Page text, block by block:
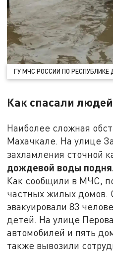
ГУ МЧС РОССИИ ПО РЕСПУБЛИКЕ
Как спасали людей
Наиболее сложная
Махачкале. На улице
захламления сточной
дождевой воды
Как сообщили в МЧС,
частных жилых домов.
эвакуировали 83
детей. На улице
автомобилей и пять
также вывозили